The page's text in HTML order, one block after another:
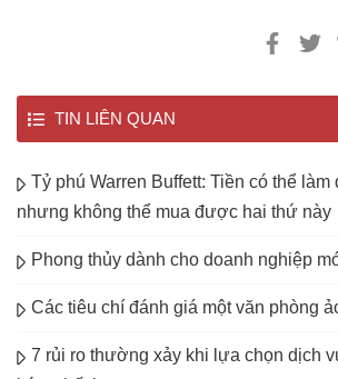
TIN LIÊN QUAN
Tỷ phú Warren Buffett: Tiền có thể
nhưng không thể mua được hai thứ này
Phong thủy dành cho doanh nghiệp
Các tiêu chí đánh giá một văn phòng
7 rủi ro thường xảy khi lựa chọn dịch